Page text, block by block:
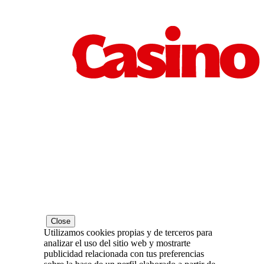
Close
Utilizamos cookies propias y de terceros para
analizar el uso del sitio web y mostrarte
publicidad relacionada con tus preferencias